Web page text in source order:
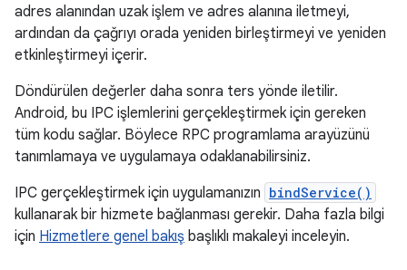
adres alanından uzak işlem ve adres alanına iletmeyi,
ardından da çağrıyı orada yeniden birleştirmeyi ve yeniden
etkinleştirmeyi içerir.
Döndürülen değerler daha sonra ters yönde iletilir.
Android, bu IPC işlemlerini gerçekleştirmek için gereken
tüm kodu sağlar. Böylece RPC programlama arayüzünü
tanımlamaya ve uygulamaya odaklanabilirsiniz.
IPC gerçekleştirmek için uygulamanızın bindService()
kullanarak bir hizmete bağlanması gerekir. Daha fazla bilgi
için Hizmetlere genel bakış başlıklı makaleyi inceleyin.